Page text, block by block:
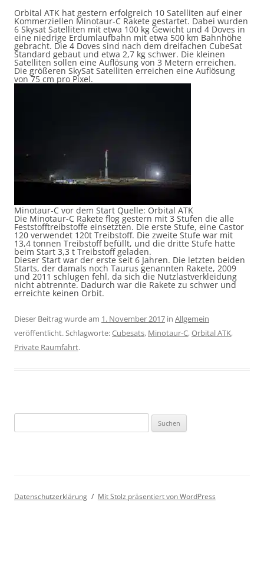
Orbital ATK hat gestern erfolgreich 10 Satelliten auf einer
Kommerziellen Minotaur-C Rakete gestartet. Dabei wurden
6 Skysat Satelliten mit etwa 100 kg Gewicht und 4 Doves in
eine niedrige Erdumlaufbahn mit etwa 500 km Bahnhöhe
gebracht. Die 4 Doves sind nach dem dreifachen CubeSat
Standard gebaut und etwa 2,7 kg schwer. Die kleinen
Satelliten sollen eine Auflösung von 3 Metern erreichen.
Die größeren SkySat Satelliten erreichen eine Auflösung
von 75 cm pro Pixel.
Minotaur-C vor dem Start Quelle: Orbital ATK
Die Minotaur-C Rakete flog gestern mit 3 Stufen die alle
Feststofftreibstoffe einsetzten. Die erste Stufe, eine Castor
120 verwendet 120t Treibstoff. Die zweite Stufe war mit
13,4 tonnen Treibstoff befüllt, und die dritte Stufe hatte
beim Start 3,3 t Treibstoff geladen.
Dieser Start war der erste seit 6 Jahren. Die letzten beiden
Starts, der damals noch Taurus genannten Rakete, 2009
und 2011 schlugen fehl, da sich die Nutzlastverkleidung
nicht abtrennte. Dadurch war die Rakete zu schwer und
erreichte keinen Orbit.
Dieser Beitrag wurde am 1. November 2017 in Allgemein
veröffentlicht. Schlagworte:Cubesats, Minotaur-C,Orbital ATK,
Private Raumfahrt.
nach:
Datenschutzerklärung Mit Stolz präsentiert von WordPress